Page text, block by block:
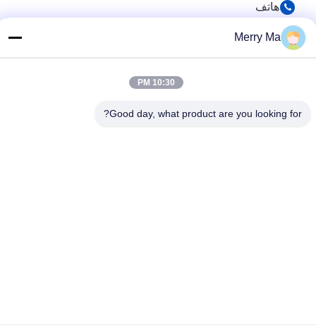
هاتف
بريد إلكتروني
لا، لا، لا99، بلدة رولين ، مقاطعة جينتان ، مدينة تشانغجو ، مقاطعة
Merry Ma
10:30 PM
Good day, what product are you looking for?